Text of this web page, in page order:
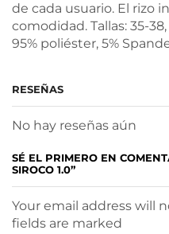
de cada usuario. El rizo
comodidad. Tallas: 35-
95% poliéster, 5%
RESEÑAS
No hay reseñas aún
SÉ EL PRIMERO EN
SIROCO 1.0”
Your email address will
fields are marked